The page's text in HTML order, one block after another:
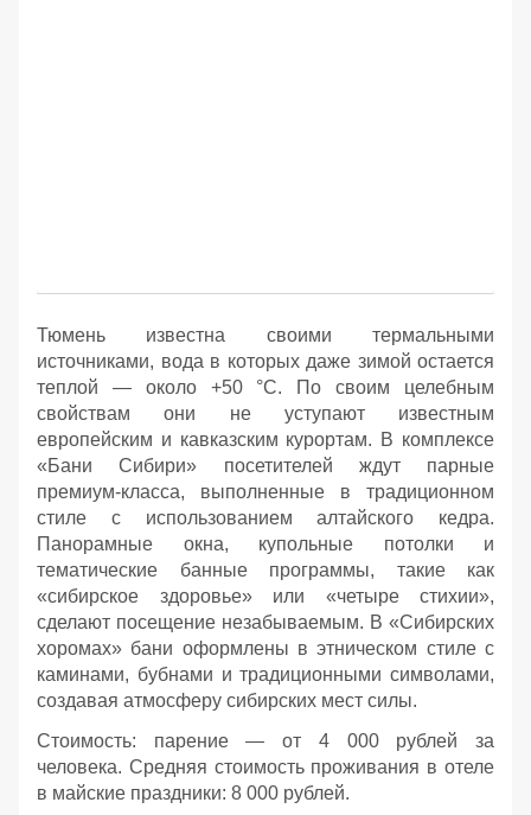
Тюмень известна своими термальными
источниками, вода в которых даже зимой остается
теплой — около +50 °C. По своим целебным
свойствам они не уступают известным
европейским и кавказским курортам. В комплексе
«Бани Сибири» посетителей ждут парные
премиум-класса, выполненные в традиционном
стиле с использованием алтайского кедра.
Панорамные окна, купольные потолки и
тематические банные программы, такие как
«сибирское здоровье» или «четыре стихии»,
сделают посещение незабываемым. В «Сибирских
хоромах» бани оформлены в этническом стиле с
каминами, бубнами и традиционными символами,
создавая атмосферу сибирских мест силы.
Стоимость: парение — от 4 000 рублей за
человека. Средняя стоимость проживания в отеле
в майские праздники: 8 000 рублей.